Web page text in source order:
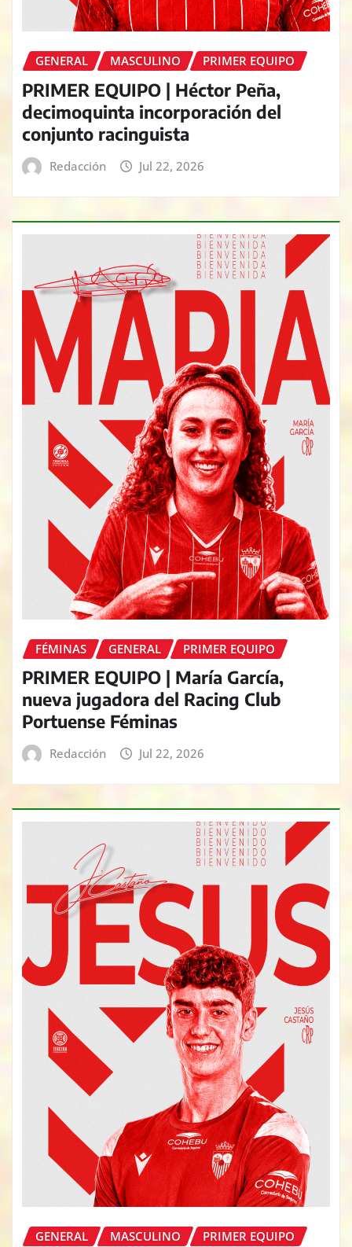
GENERAL MASCULINO PRIMER EQUIPO
PRIMER EQUIPO | Héctor Peña,
decimoquinta incorporación del
conjunto racinguista
Redacción Jul 22, 2026
FÉMINAS GENERAL PRIMER EQUIPO
PRIMER EQUIPO | María García,
nueva jugadora del Racing Club
Portuense Féminas
Redacción Jul 22, 2026
GENERAL MASCULINO PRIMER EQUIPO